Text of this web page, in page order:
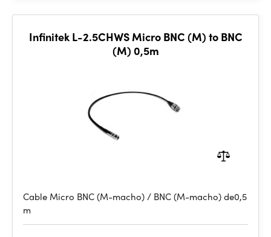
Infinitek L-2.5CHWS Micro BNC (M) to BNC
(M) 0,5m
Cable Micro BNC (M-macho) / BNC (M-macho) de0,5
m